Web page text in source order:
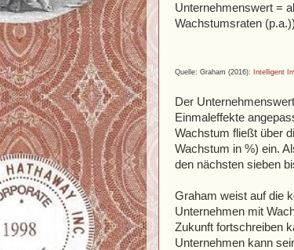
Unternehmenswert =
Wachstumsraten (p.a.))
Quelle: Graham (2016): Intelligent
Der
Einmaleffekte
Wachstum fließt über
Wachstum in %) ein.
den nächsten sieben
Graham weist auf die
Unternehmen mit
Zukunft fortschreiben
Unternehmen kann